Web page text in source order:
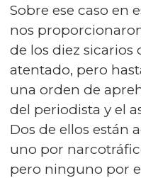
Sobre ese caso en
nos
de los diez
atentado, pero
una orden de
del periodista y el
Dos de ellos están
uno por
pero ninguno por